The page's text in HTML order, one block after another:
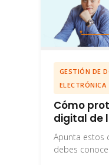
GESTIÓN DE
ELECTRÓNICA
Cómo
digital de
Apunta estos
debes